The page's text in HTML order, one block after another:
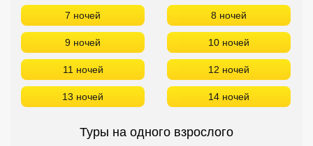
7 ночей 8 ночей
9 ночей 10 ночей
11 ночей 12 ночей
13 ночей 14 ночей
Туры на одного взрослого